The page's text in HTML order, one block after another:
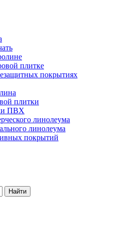
плитке
покрытиях
плитки
ПВХ
линолеума
линолеума
покрытий
Найти